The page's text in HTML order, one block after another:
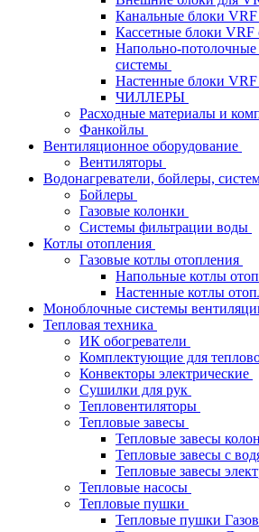
Канальные блоки
Кассетные блоки VRF
Напольно-
системы
Настенные блоки
ЧИЛЛЕРЫ
Расходные материалы и
Фанкойлы
Вентиляционное оборудование
Вентиляторы
Водонагреватели, бойлеры,
Бойлеры
Газовые колонки
Системы фильтрации воды
Котлы отопления
Газовые котлы отопления
Напольные котлы
Настенные котлы
Моноблочные системы
Тепловая техника
ИК обогреватели
Комплектующие для
Конвекторы электрические
Сушилки для рук
Тепловентиляторы
Тепловые завесы
Тепловые завесы
Тепловые завесы с
Тепловые завесы
Тепловые насосы
Тепловые пушки
Тепловые пушки